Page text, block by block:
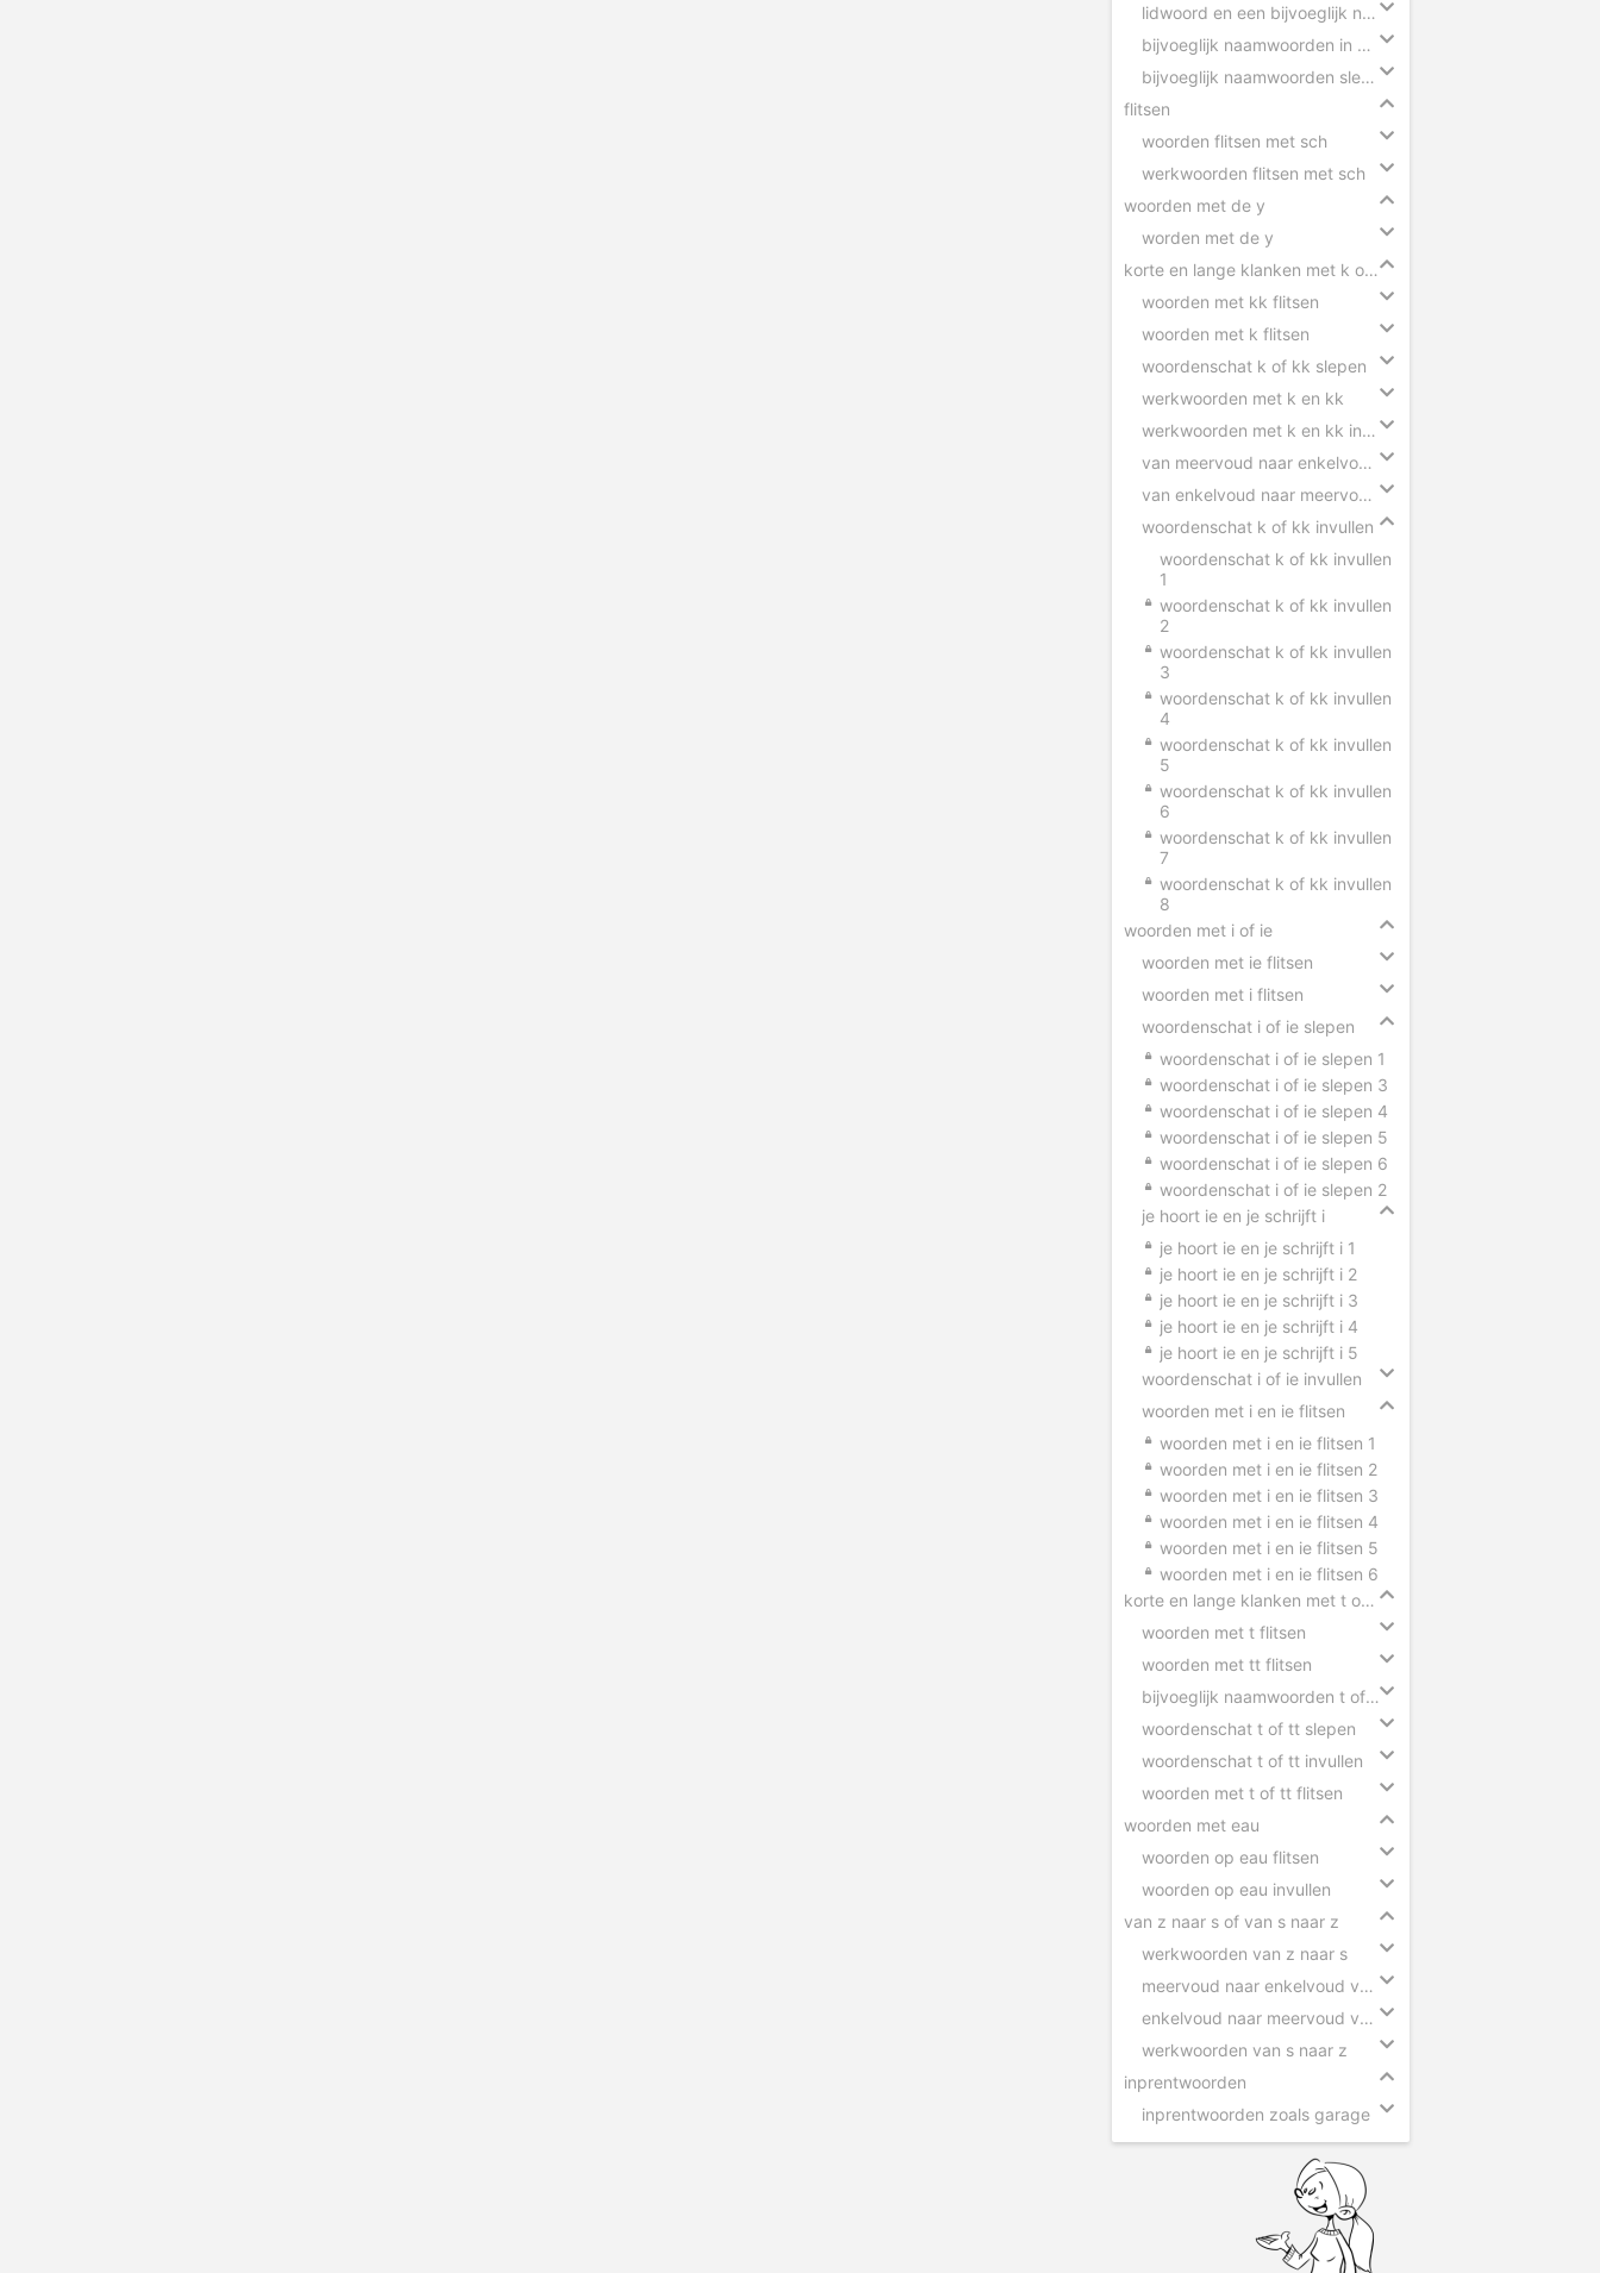
lidwoord en een bijvoeglijk naamwoord
bijvoeglijk naamwoorden in zinnen
bijvoeglijk naamwoorden slepen
flitsen
woorden flitsen met sch
werkwoorden flitsen met sch
woorden met de y
worden met de y
korte en lange klanken met k of kk
woorden met kk flitsen
woorden met k flitsen
woordenschat k of kk slepen
werkwoorden met k en kk
werkwoorden met k en kk invullen
van meervoud naar enkelvoud k en kk
van enkelvoud naar meervoud k en kk
woordenschat k of kk invullen
woordenschat k of kk invullen
1
woordenschat k of kk invullen
2
woordenschat k of kk invullen
3
woordenschat k of kk invullen
4
woordenschat k of kk invullen
5
woordenschat k of kk invullen
6
woordenschat k of kk invullen
7
woordenschat k of kk invullen
8
woorden met i of ie
woorden met ie flitsen
woorden met i flitsen
woordenschat i of ie slepen
woordenschat i of ie slepen 1
woordenschat i of ie slepen 3
woordenschat i of ie slepen 4
woordenschat i of ie slepen 5
woordenschat i of ie slepen 6
woordenschat i of ie slepen 2
je hoort ie en je schrijft i
je hoort ie en je schrijft i 1
je hoort ie en je schrijft i 2
je hoort ie en je schrijft i 3
je hoort ie en je schrijft i 4
je hoort ie en je schrijft i 5
woordenschat i of ie invullen
woorden met i en ie flitsen
woorden met i en ie flitsen 1
woorden met i en ie flitsen 2
woorden met i en ie flitsen 3
woorden met i en ie flitsen 4
woorden met i en ie flitsen 5
woorden met i en ie flitsen 6
korte en lange klanken met t of tt
woorden met t flitsen
woorden met tt flitsen
bijvoeglijk naamwoorden t of tt
woordenschat t of tt slepen
woordenschat t of tt invullen
woorden met t of tt flitsen
woorden met eau
woorden op eau flitsen
woorden op eau invullen
van z naar s of van s naar z
werkwoorden van z naar s
meervoud naar enkelvoud van z naar s
enkelvoud naar meervoud van s naar z
werkwoorden van s naar z
inprentwoorden
inprentwoorden zoals garage